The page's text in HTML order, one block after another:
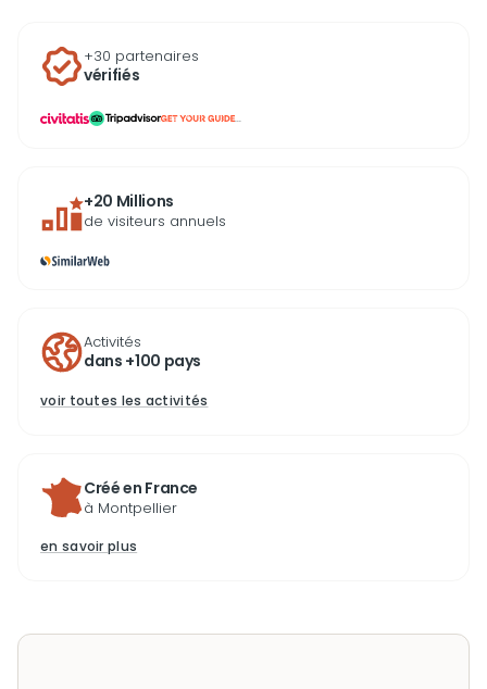
+30 partenaires
vérifiés
...
+20 Millions
de visiteurs annuels
Activités
dans +100 pays
voir toutes les activités
Créé en France
à Montpellier
en savoir plus